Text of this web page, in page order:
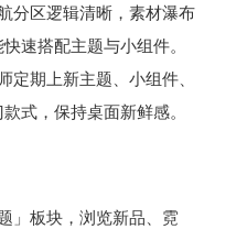
分区逻辑清晰，素材瀑布
速搭配主题与小组件。
定期上新主题、小组件、
式，保持桌面新鲜感。
」板块，浏览新品、霓